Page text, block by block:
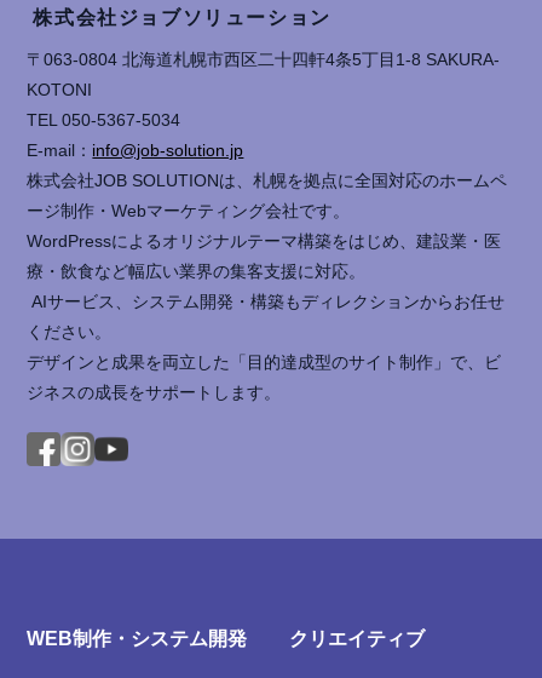
株式会社ジョブソリューション
〒063-0804 北海道札幌市西区二十四軒4条5丁目1-8 SAKURA-
KOTONI
TEL 050-5367-5034
E-mail： info@job-solution.jp
株式会社JOB SOLUTIONは、札幌を拠点に全国対応のホームペ
ージ制作・Webマーケティング会社です。
WordPressによるオリジナルテーマ構築をはじめ、建設業・医
療・飲食など幅広い業界の集客支援に対応。
AIサービス、システム開発・構築もディレクションからお任せ
ください。
デザインと成果を両立した「目的達成型のサイト制作」で、ビ
ジネスの成長をサポートします。
WEB制作・システム開発 クリエイティブ